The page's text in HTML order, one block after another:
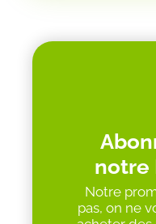
notre
Notre
pas, on ne